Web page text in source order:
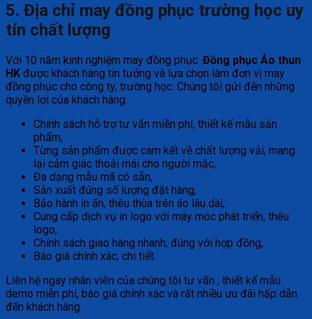
5. Địa chỉ may đồng phục trường học uy
tín chất lượng
Với 10 năm kinh nghiệm may đồng phục .Đồng phục Áo thun
HK được khách hàng tin tưởng và lựa chọn làm đơn vị may
đồng phục cho công ty, trường học. Chúng tôi gửi đến những
quyền lợi của khách hàng:
Chính sách hỗ trợ tư vấn miễn phí, thiết kế mẫu sản
phẩm,
Từng sản phẩm được cam kết về chất lượng vải, mang
lại cảm giác thoải mái cho người mặc,
Đa dạng mẫu mã có sẵn,
Sản xuất đúng số lượng đặt hàng,
Bảo hành in ấn, thêu thùa trên áo lâu dài,
Cung cấp dịch vụ in logo với máy móc phát triển, thêu
logo,
Chính sách giao hàng nhanh, đúng với hợp đồng,
Báo giá chính xác, chi tiết.
Liên hệ ngay nhân viên của chúng tôi tư vấn , thiết kế mẫu
demo miễn phí, báo giá chính xác và rất nhiều ưu đãi hấp dẫn
đến khách hàng.